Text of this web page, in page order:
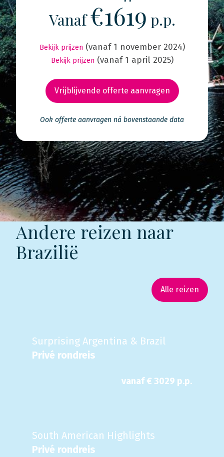
Vanaf€1619 p.p.
Bekijk prijzen (vanaf 1 november 2024)
Bekijk prijzen (vanaf 1 april 2025)
Vrijblijvende offerte aanvragen
Ook offerte aanvragen ná bovenstaande data
Andere reizen naar
Brazilië
Alle reizen
Surprising Argentina & Brazil
Privé rondreis
vanaf € 3029 p.p.
South American Highlights
Privé rondreis